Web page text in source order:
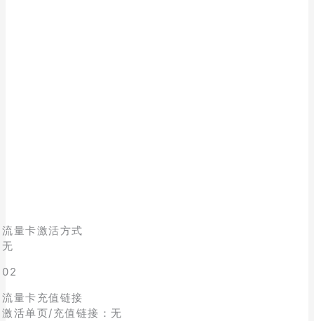
流量卡激活方式
无
02
流量卡充值链接
激活单页/充值链接：无